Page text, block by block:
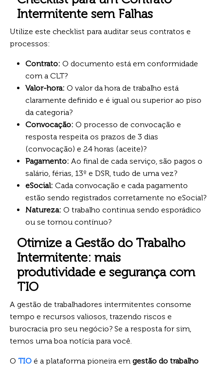
Intermitente sem Falhas
Utilize este checklist para auditar seus contratos e
processos:
Contrato: O documento está em conformidade
com a CLT?
Valor-hora: O valor da hora de trabalho está
claramente definido e é igual ou superior ao piso
da categoria?
Convocação: O processo de convocação e
resposta respeita os prazos de 3 dias
(convocação) e 24 horas (aceite)?
Pagamento: Ao final de cada serviço, são pagos o
salário, férias, 13º e DSR, tudo de uma vez?
eSocial: Cada convocação e cada pagamento
estão sendo registrados corretamente no eSocial?
Natureza: O trabalho continua sendo esporádico
ou se tornou contínuo?
Otimize a Gestão do Trabalho
Intermitente: mais
produtividade e segurança com
TIO
A gestão de trabalhadores intermitentes consome
tempo e recursos valiosos, trazendo riscos e
burocracia pro seu negócio? Se a resposta for sim,
temos uma boa notícia para você.
O TIO é a plataforma pioneira em gestão do trabalho